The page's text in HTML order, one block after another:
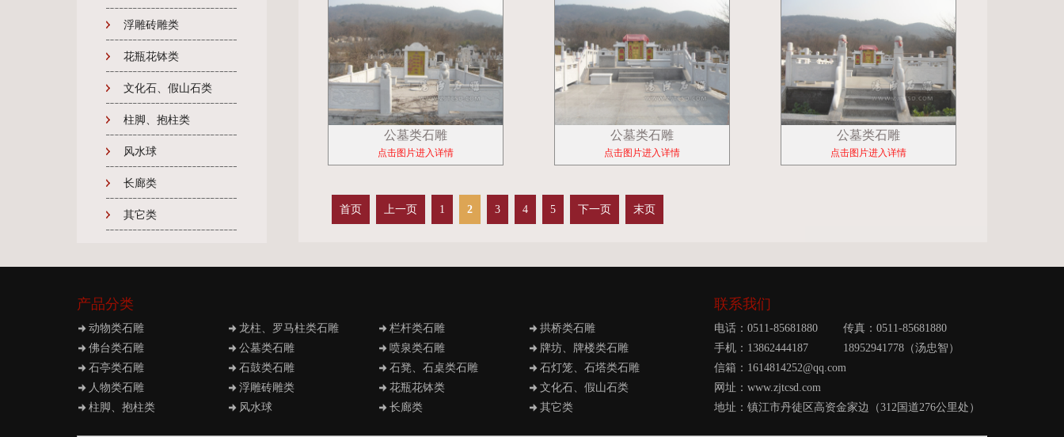
浮雕砖雕类
花瓶花钵类
文化石、假山石类
柱脚、抱柱类
风水球
长廊类
其它类
公墓类石雕
点击图片进入详情
公墓类石雕
点击图片进入详情
公墓类石雕
点击图片进入详情
首页 上一页 1 2 3 4 5 下一页 末页
产品分类
动物类石雕 龙柱、罗马柱类石雕 栏杆类石雕
拱桥类石雕
佛台类石雕
公墓类石雕 喷泉类石雕
牌坊、牌楼类石雕
石亭类石雕
石鼓类石雕 石凳、石桌类石雕
石灯笼、石塔类石雕
人物类石雕
浮雕砖雕类 花瓶花钵类
文化石、假山石类
柱脚、抱柱类
风水球 长廊类 其它类
联系我们
电话：0511-85681880 传真：0511-85681880
手机：13862444187 18952941778（汤忠智）
信箱：1614814252@qq.com
网址：www.zjtcsd.com
地址：镇江市丹徒区高资金家边（312国道276公里处）